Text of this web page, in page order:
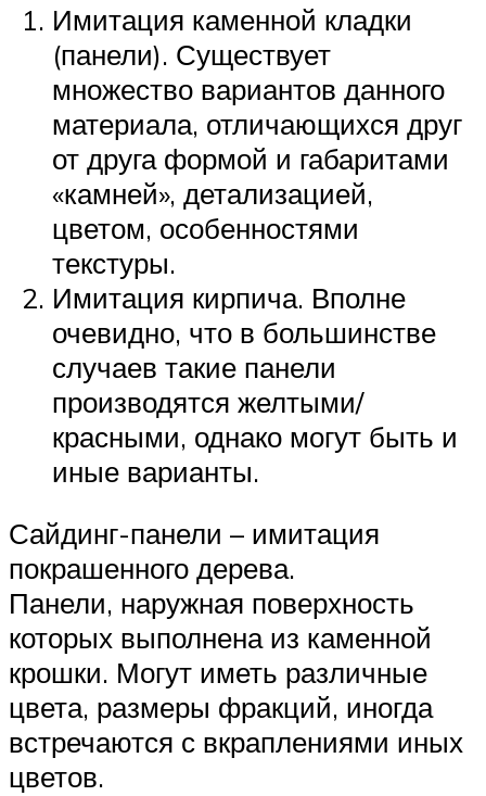
Имитация каменной кладки
(панели). Существует
множество вариантов данного
материала, отличающихся друг
от друга формой и габаритами
«камней», детализацией,
цветом, особенностями
текстуры.
Имитация кирпича. Вполне
очевидно, что в большинстве
случаев такие панели
производятся желтыми/
красными, однако могут быть и
иные варианты.
Сайдинг-панели – имитация
покрашенного дерева.
Панели, наружная поверхность
которых выполнена из каменной
крошки. Могут иметь различные
цвета, размеры фракций, иногда
встречаются с вкраплениями иных
цветов.